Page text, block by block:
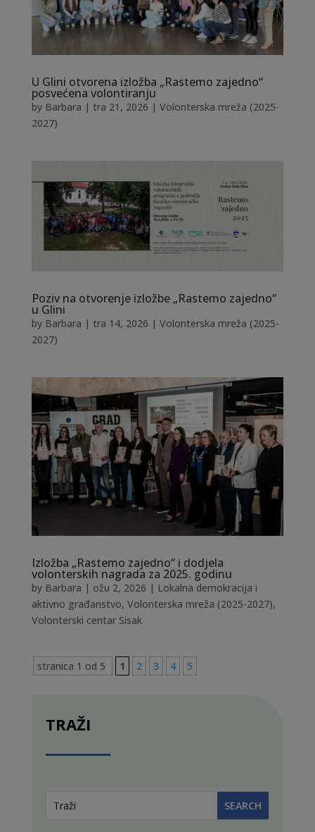
U Glini otvorena izložba „Rastemo zajedno“
posvećena volontiranju
by Barbara | tra 21, 2026 | Volonterska mreža (2025-
2027)
Poziv na otvorenje izložbe „Rastemo zajedno“
u Glini
by Barbara | tra 14, 2026 | Volonterska mreža (2025-
2027)
Izložba „Rastemo zajedno“ i dodjela
volonterskih nagrada za 2025. godinu
by Barbara | ožu 2, 2026 | Lokalna demokracija i
aktivno građanstvo, Volonterska mreža (2025-2027),
Volonterski centar Sisak
stranica 1 od 5 1 2 3 4 5
TRAŽI